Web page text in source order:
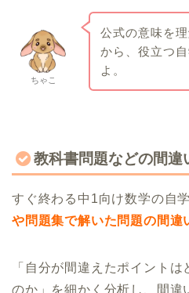
ちゃこ
公式の意味を
から、役立つ
よ。
教科書問題などの間違
すぐ終わる中1向け数学の自
や問題集で解いた問題の間違
「自分が間違えたポイント
のか」を細かく分析し、間違